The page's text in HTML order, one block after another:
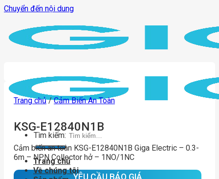
Chuyển đến nội dung
Tìm kiếm:
Trang chủ
Về chúng tôi
Trang chủ / Cảm Biến An Toàn
KSG-E12840N1B
Cảm biến an toàn KSG-E12840N1B Giga Electric – 0.3-
6m – NPN Collector hở – 1NO/1NC
YÊU CẦU BÁO GIÁ